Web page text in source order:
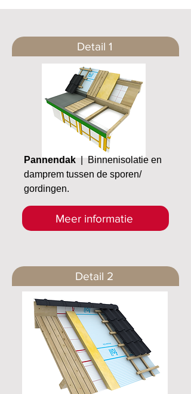
Pannendak| Binnenisolatie en
damprem tussen de sporen/
gordingen.
Meer informatie
Detail 2
Detail 1